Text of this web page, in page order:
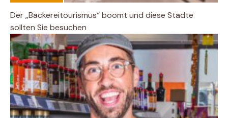
Der „Bäckereitourismus“ boomt und diese Städte
sollten Sie besuchen